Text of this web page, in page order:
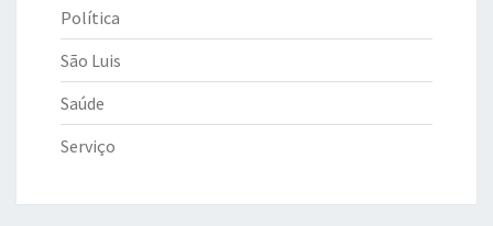
Política
São Luis
Saúde
Serviço